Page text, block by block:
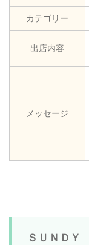
カテゴリー
出店内容
メッセージ
ＳＵＮＤＹ